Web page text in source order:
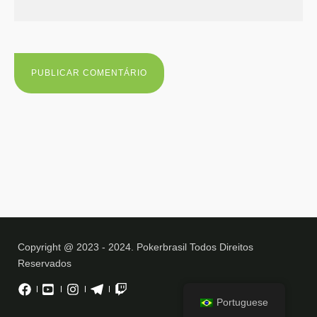
Copyright @ 2023 - 2024. Pokerbrasil Todos Direitos
Reservados
Portuguese